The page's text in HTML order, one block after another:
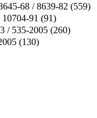
68 / 8639-82 (559)
10704-91 (91)
/ 535-2005 (260)
(130)